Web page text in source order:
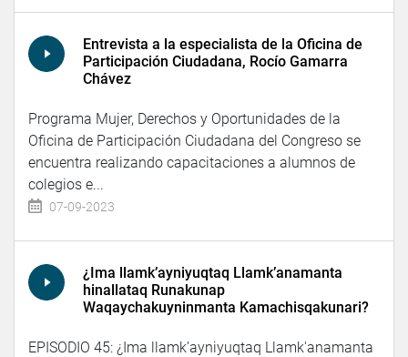
Entrevista a la especialista de la Oficina de
Participación Ciudadana, Rocío Gamarra
Chávez
Programa Mujer, Derechos y Oportunidades de la
Oficina de Participación Ciudadana del Congreso se
encuentra realizando capacitaciones a alumnos de
colegios e...
07-09-2023
¿Ima llamk’ayniyuqtaq Llamk’anamanta
hinallataq Runakunap
Waqaychakuyninmanta Kamachisqakunari?
EPISODIO 45: ¿Ima llamk’ayniyuqtaq Llamk'anamanta